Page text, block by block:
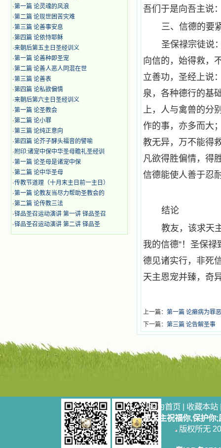
·第一篇 论灵魂的风浪
·第二篇 论现世困苦灾难
·第三篇 论善事安息
·第四篇 论依恃耶稣
·来朝后第五主日圣经训义
·第一篇 论善种即圣宠
·第二篇 论善人恶人同混在世
·第三篇 论善表
·第四篇 论私欲偏情
·来朝后第六主日圣经训义
·第一篇 论圣教会
·第二篇 论小罪
·第三篇 论纯正意向
·第四篇 论芥子酵头福音的譬喻
· 附印:诸宠中保中华圣母瞻礼圣经训
·第一篇 论圣母是诸宠中保
·第二篇 论中华圣母
·传教节道理（十月末主日前一主日）
·第一篇 论教友当尽力帮助圣教会的
·第二篇 论传教三法
·铎品圣召运动演讲 第一讲 铎品圣召
·铎品圣召运动演讲 第二讲 铎品圣
吾们于是向吾主说
三、信德的要
圣保禄宗徒说
向信的，始得救，
立善功，圣经上说
泉，各种德行的基
上，人与禽兽的分
作的事，亦多而大
教无异，万不能得
凡欲得胜偏情，得
信德能使人善于忍
结论
教友，该求天
我的信德”！圣保禄
德见诸实行，非死
天主恩宠并臻，奇
上一篇： 第一篇 论癞病为罪
下一篇： 第三篇 论告解圣事
设为首页 | 收藏本站
愿天主祝福你,保护你
版权所无